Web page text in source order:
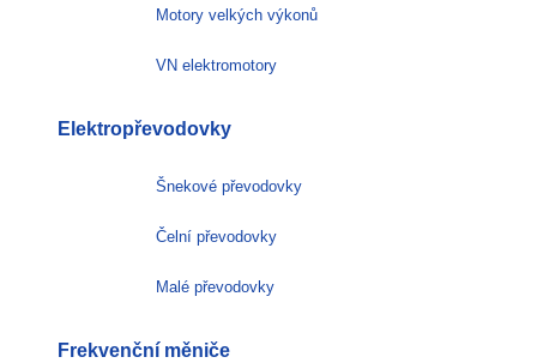
Motory velkých výkonů
VN elektromotory
Elektropřevodovky
Šnekové převodovky
Čelní převodovky
Malé převodovky
Frekvenční měniče